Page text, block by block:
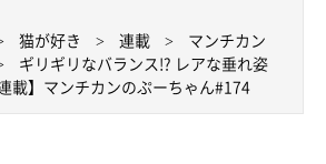
猫が好き 連載
マンチカン
ギリギリなバランス!? レアな垂れ姿
載】マンチカンのぷーちゃん#174